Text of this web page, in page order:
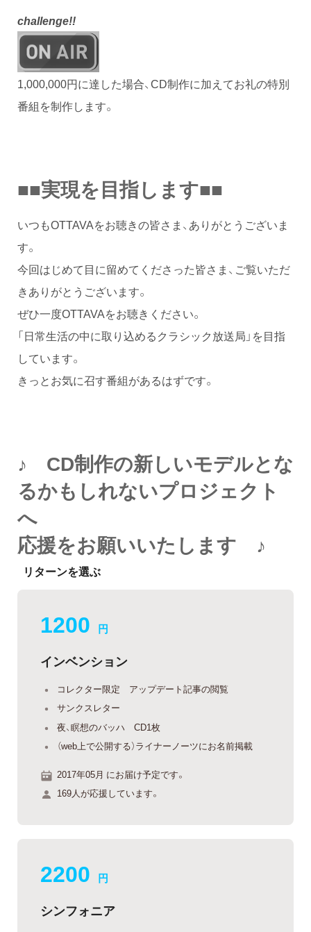
challenge!!
1,000,000円に達した場合、CD制作に加えてお礼の特別
番組を制作します。
■■実現を目指します■■
いつもOTTAVAをお聴きの皆さま、ありがとうございま
す。
今回はじめて目に留めてくださった皆さま、ご覧いただ
きありがとうございます。
ぜひ一度OTTAVAをお聴きください。
「日常生活の中に取り込めるクラシック放送局」を目指
しています。
きっとお気に召す番組があるはずです。
♪ CD制作の新しいモデルとな
るかもしれないプロジェクト
へ
応援をお願いいたします ♪
リターンを選ぶ
1200 円
インベンション
コレクター限定 アップデート記事の閲覧
サンクスレター
夜、瞑想のバッハ CD1枚
（web上で公開する）ライナーノーツにお名前掲載
2017年05月 にお届け予定です。
169人が応援しています。
2200 円
シンフォニア